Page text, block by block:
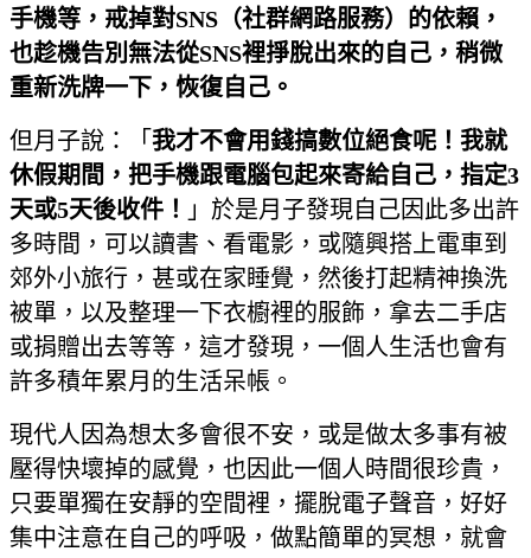
手機等，戒掉對SNS （社群網路服務）的依賴，
也趁機告別無法從SNS裡掙脫出來的自己，稍微
重新洗牌一下，恢復自己。
但月子說：「 我才不會用錢搞數位絕食呢！我就
休假期間，把手機跟電腦包起來寄給自己，指定3
天或5天後收件！ 」於是月子發現自己因此多出許
多時間，可以讀書、看電影，或隨興搭上電車到
郊外小旅行，甚或在家睡覺，然後打起精神換洗
被單，以及整理一下衣櫥裡的服飾，拿去二手店
或捐贈出去等等，這才發現，一個人生活也會有
許多積年累月的生活呆帳。
現代人因為想太多會很不安，或是做太多事有被
壓得快壞掉的感覺，也因此一個人時間很珍貴，
只要單獨在安靜的空間裡，擺脫電子聲音，好好
集中注意在自己的呼吸，做點簡單的冥想，就會